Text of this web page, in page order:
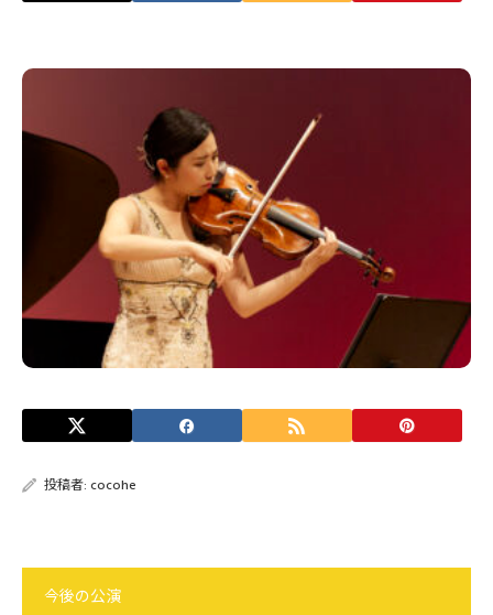
投稿者: cocohe
今後の公演